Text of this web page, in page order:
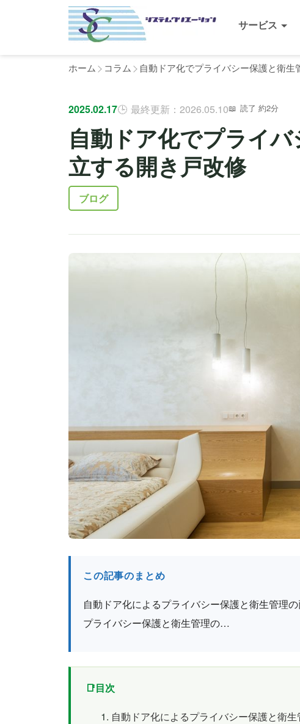
サービス
ホーム コラム 自動ドア化でプライバシー保護と衛生
2025.02.17 最終更新：2026.05.10 読了 約2分
自動ドア化でプライ
立する開き戸改修
ブログ
この記事のまとめ
自動ドア化によるプライバシー保護と衛生管理
プライバシー保護と衛生管理の…
目次
自動ドア化によるプライバシー保護と衛